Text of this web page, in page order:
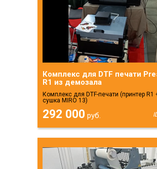
Комплекс для DTF печати
R1 из демозала
Комплекс для DTF-печати (принтер R1
сушка MIRO 13)
292 000 руб.